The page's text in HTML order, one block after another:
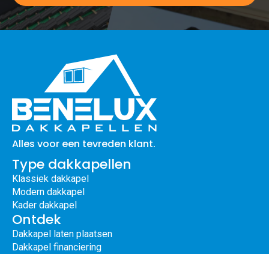
Alles voor een tevreden klant.
Type dakkapellen
Klassiek dakkapel
Modern dakkapel
Kader dakkapel
Ontdek
Dakkapel laten plaatsen
Dakkapel financiering